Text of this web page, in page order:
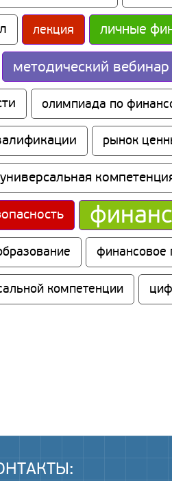
лекция личные
методический вебинар
олимпиада по
рынок
универсальная
финансовое
компетенции